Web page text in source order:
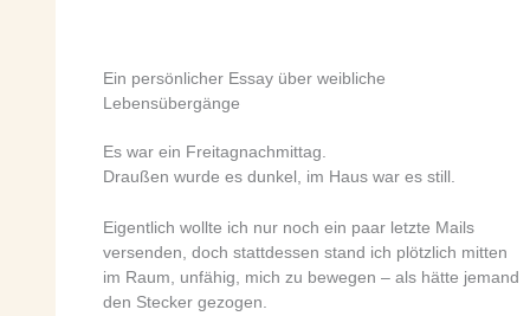
Ein persönlicher Essay über weibliche
Lebensübergänge
Es war ein Freitagnachmittag.
Draußen wurde es dunkel, im Haus war es still.
Eigentlich wollte ich nur noch ein paar letzte Mails
versenden, doch stattdessen stand ich plötzlich mitten
im Raum, unfähig, mich zu bewegen – als hätte jemand
den Stecker gezogen.